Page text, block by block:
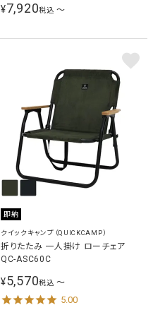
¥7,920税込 〜
即納
クイックキャンプ（QUICKCAMP）
折りたたみ 一人掛け ローチェア
QC-ASC60C
¥5,570税込 〜
5.00